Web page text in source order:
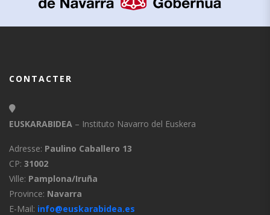
CONTACTER
EUSKARABIDEA – Instituto Navarro del Euskera
Adresse: Paulino Caballero 13
CP: 31002
Ville: Pamplona/Iruña
Province: Navarra
E-Mail: info@euskarabidea.es